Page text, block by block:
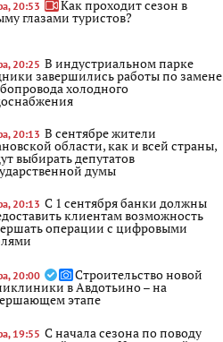
20:53 Как проходит сезон в
глазами туристов?
20:25 В индустриальном парке
завершились работы по замене
холодного
20:13 В сентябре жители
области, как и всей страны,
выбирать депутатов
думы
20:13 С 1 сентября банки должны
клиентам возможность
операции с цифровыми
20:00 Строительство новой
в Авдотьино – на
этапе
19:55 С начала сезона по поводу